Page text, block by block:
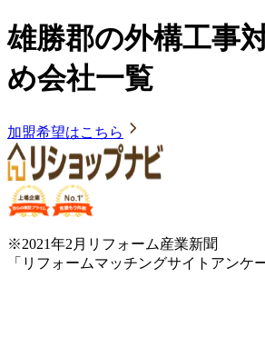
雄勝郡の外構工事
め会社一覧
加盟希望はこちら
※2021年2月リフォーム産業新聞
「リフォームマッチングサイトアンケ